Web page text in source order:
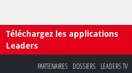
Téléchargez les applications
Leaders
PARTENAIRES DOSSIERS LEADERS TV